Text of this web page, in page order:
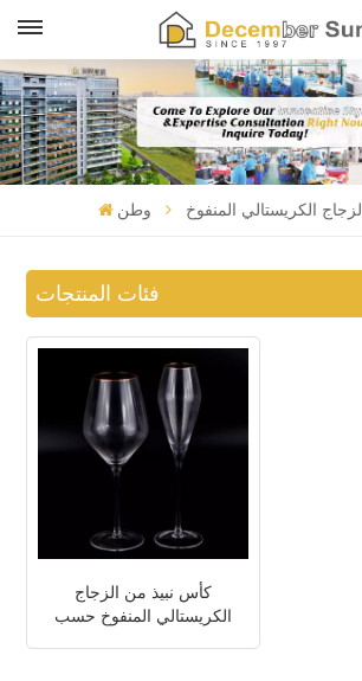
وطن الكريستالي المنفوخ
فئات المنتجات
كأس نبيذ من الزجاج
الكريستالي المنفوخ حسب